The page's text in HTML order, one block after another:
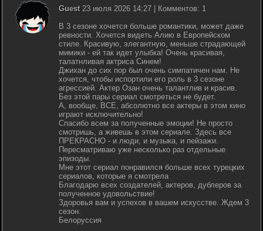
Guest23 июля 2026 14:27 | Комментов: 1
В 3 сезоне хочется больше романтики, может даже
ревности. Хочется видеть Алию в Европейском
стиле. Красивую, элегантную, меньше страдающей
мимики - ей так идет улыбка! Очень красивая,
талатнливая актриса Синем!
Джихан до сих пор был очень симпатичен нам. Не
хочется, чтобы испортили его роль в 3 сезоне
агрессией. Актер Озан очень талантлив и красив.
Без этой пары сериал смотреться не будет.
А, вообще, ВСЕ, абсолютно все актеры в этом кино
играют исключительно!
Спасибо всем за полученные эмоции! Не просто
смотришь, а живешь в этом сериале. Здесь все
ПРЕКРАСНО - и люди, и музыка, и пейзажи.
Пересматриваю уже несколько раз отдельные
эпизоды.
Мне этот сериал понравился больше всех турецких
сериалов, которые я смотрела
Благодарю всех создателей, актеров, дублеров за
полученное удовольствие!
Здоровья вам и успехов в вашем искусстве. Ждем 3
сезон.
Белоруссия